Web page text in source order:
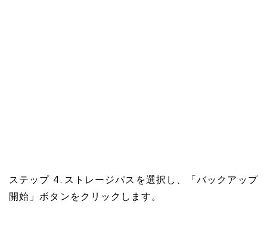
ステップ 4. ストレージパスを選択し、「バックアップ
開始」ボタンをクリックします。